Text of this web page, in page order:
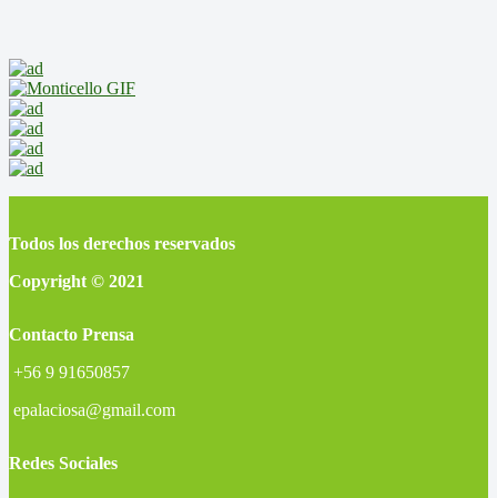
Todos los derechos reservados
Copyright © 2021
Contacto Prensa
+56 9 91650857
epalaciosa@gmail.com
Redes Sociales